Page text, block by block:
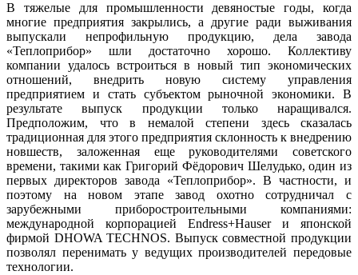
В тяжелые для промышленности девяностые го­ды, когда
многие предприятия закрылись, а другие ра­ди выживания
выпускали непрофильную продукцию, де­ла завода
«Теплоприбор» шли достаточно хорошо. Коллективу
компании удалось встроиться в новый тип экономических
отношений, внедрить новую систему управления
предприятием и стать субъектом рыночной экономики. В
результате выпуск продукции только наращивался.
Предположим, что в немалой степени здесь сказалась
традиционная для этого предприятия склонность к внедрению
новшеств, заложенная еще руководителями советского
времени, такими как Григорий Фёдорович Шелудько, один из
первых директоров завода «Теплоприбор». В частности, и
поэтому на новом этапе завод охотно сотрудничал с
зарубежными приборостроительными компаниями:
международной корпорацией Endress+Hauser и японской
фирмой DHO­WA TECH­NOS. Выпуск совместной продукции
позволял перенимать у ведущих производителей передовые
технологии.